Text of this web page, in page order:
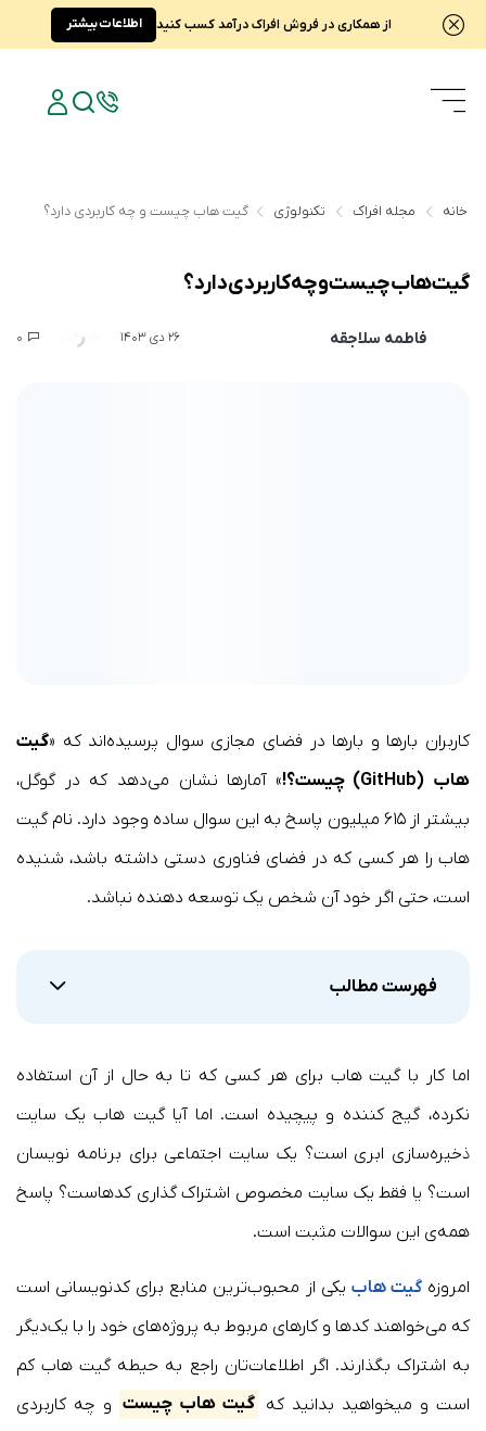
از همکاری در فروش افراک درآمد کسب کنید اطلاعات بیشتر
خانه مجله افراک تکنولوژی گیت‌ هاب چیست و چه کاربردی دارد؟
گیت‌ هاب چیست و چه کاربردی دارد؟
فاطمه سلاجقه 26 دی 1403 1,041
کاربران بارها و بارها در فضای مجازی سوال پرسیده‌اند که «گیت‌
هاب (GitHub) چیست؟!» آمارها نشان می‌دهد که در گوگل،
بیشتر از ۶۱۵ میلیون پاسخ به این سوال ساده وجود دارد. نام گیت
هاب را هر کسی که در فضای فناوری دستی داشته باشد، شنیده
است، حتی اگر خود آن شخص یک توسعه دهنده نباشد.
فهرست مطالب
اما کار با گیت هاب برای هر کسی که تا به حال از آن استفاده
نکرده، گیج کننده و پیچیده است. اما آیا گیت هاب یک سایت
ذخیره‌‌سازی ابری است؟ یک سایت اجتماعی برای برنامه نویسان
است؟ یا فقط یک سایت مخصوص اشتراک گذاری کدهاست؟ پاسخ
همه‌ی این سوالات مثبت است.
امروزهگیت هاب یکی از محبوب‌ترین منابع برای کدنویسانی است
که می‌خواهند کدها و کارهای مربوط به پروژه‌های خود را با یک‌دیگر
به اشتراک بگذارند. اگر اطلاعات‌تان راجع به حیطه گیت هاب کم
است و میخواهید بدانید که گیت‌ هاب چیست و چه کاربردی